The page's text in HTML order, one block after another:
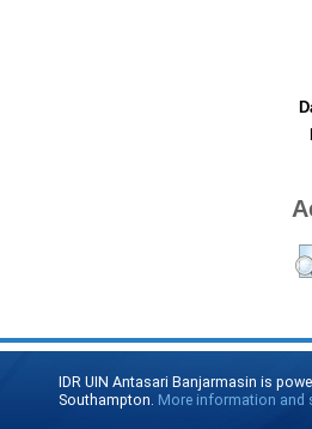
IDR UIN Antasari Banjarmasin is
Southampton. More information and